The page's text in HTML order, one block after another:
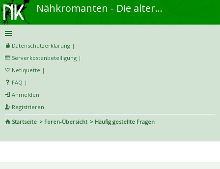
Nähkromanten - Die alternative Näh- und DIY-Community
Datenschutzerklärung |
Serverkostenbeteiligung |
Netiquette |
FAQ |
Anmelden
Registrieren
Startseite
Foren-Übersicht
Häufig gestellte Fragen